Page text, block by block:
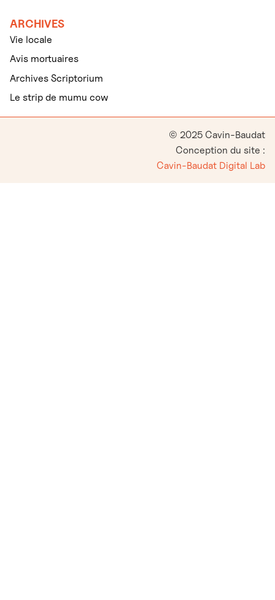
ARCHIVES
Vie locale
Avis mortuaires
Archives Scriptorium
Le strip de mumu cow
© 2025 Cavin-Baudat
Conception du site :
Cavin-Baudat Digital Lab